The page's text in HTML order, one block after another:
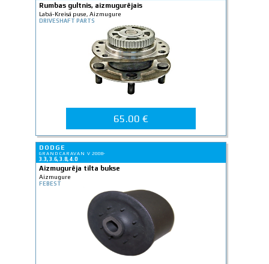
Rumbas gultnis, aizmugurējais
Labā-Kreisā puse, Aizmugure
DRIVESHAFT PARTS
65.00 €
DODGE
GRAND CARAVAN V 2008-
3.3, 3.6, 3.8, 4.0
Aizmugurēja tilta bukse
Aizmugure
FEBEST